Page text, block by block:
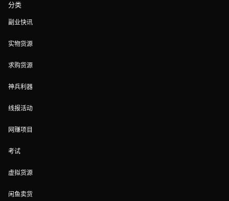
分类
副业快讯
实物货源
求购货源
神兵利器
线报活动
网赚项目
考试
虚拟货源
闲鱼卖货